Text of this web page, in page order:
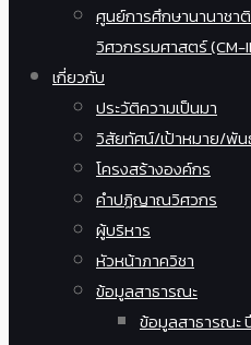
ศูนย์การศึกษานานาชา
วิศวกรรมศาสตร์ (CM-
เกี่ยวกับ
ประวัติความเป็นมา
วิสัยทัศน์/เป้าหมาย/พั
โครงสร้างองค์กร
คำปฏิญาณวิศวกร
ผู้บริหาร
หัวหน้าภาควิชา
ข้อมูลสาธารณะ
ข้อมูลสาธารณะ